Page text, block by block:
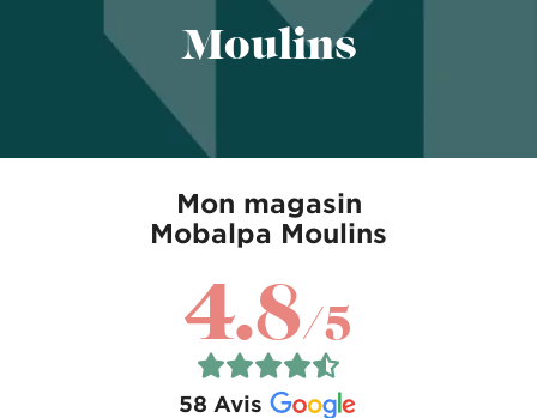
Moulins
Mon magasin
Mobalpa Moulins
4.8/5
58 Avis